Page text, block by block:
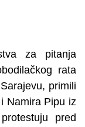
za pitanja
rata
primili
Namira Pipu iz
pred